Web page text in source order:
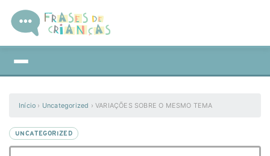
Início › Uncategorized ›VARIAÇÕES SOBRE O MESMO TEMA
UNCATEGORIZED